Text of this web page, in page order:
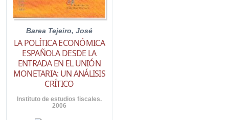
Barea Tejeiro, José
LA POLÍTICA ECONÓMICA
ESPAÑOLA DESDE LA
ENTRADA EN EL UNIÓN
MONETARIA: UN ANÁLISIS
CRÍTICO
Instituto de estudios fiscales.
2006